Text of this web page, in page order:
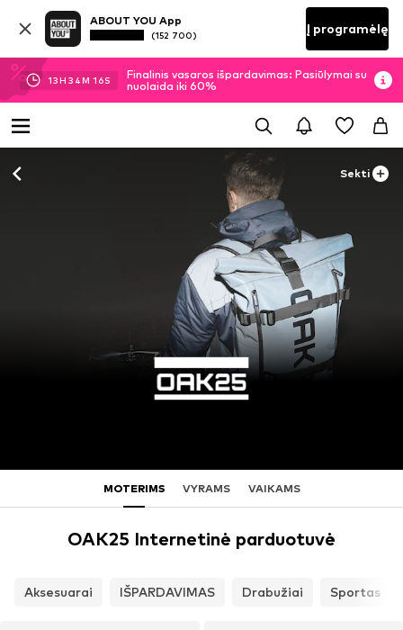
ABOUT YOU App
(152 700) Į programėlę
13H 34M 15S
Finalinis vasaros išpardavimas: Pasiūlymai su
nuolaida iki 60%
Sekti
MOTERIMS VYRAMS VAIKAMS
OAK25 Internetinė parduotuvė
Aksesuarai IŠPARDAVIMAS Drabužiai Sportas